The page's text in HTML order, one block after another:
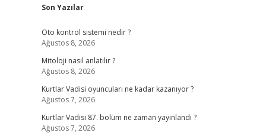
Sidebar
Son Yazılar
Oto kontrol sistemi nedir ?
Ağustos 8, 2026
Mitoloji nasıl anlatılır ?
Ağustos 8, 2026
Kurtlar Vadisi oyuncuları ne kadar kazanıyor ?
Ağustos 7, 2026
Kurtlar Vadisi 87. bölüm ne zaman yayınlandı ?
Ağustos 7, 2026